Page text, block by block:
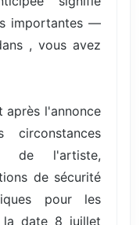
importantes —
, vous avez
après l'annonce
de l'artiste,
de sécurité
pour les
date 8 juillet